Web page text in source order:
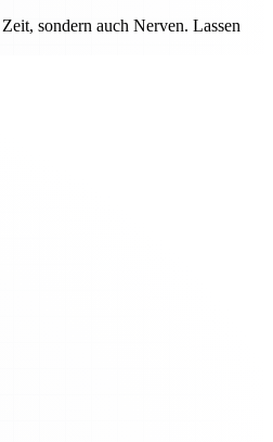
sondern auch Nerven. Lassen